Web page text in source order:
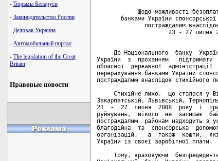
- Тюрьмы Беларуси
- Законодательство России
- Деловая Украина
- Автомобильный портал
- The legislation of the Great
Britain
Правовые новости
Щодо можливості
банками України
постраждалим
23 - 27 липня
До Національного  банку
України  з  проханням   підтримати
обласної  державної  адміністрації
перерахування банками України
постраждалим внаслідок
Стихійне лихо,  що сталося у
Закарпатській, Львівській,
23  -  27  липня  2008  року  і
руйнувань,  нікого  не  залишає
постраждалим  районам надходить з
благодійна  та  спонсорська
організацій,   а  також  кошти,  які
України із своєї заробітної плати.
Тому, враховуючи